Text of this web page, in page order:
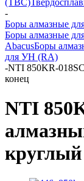
(ТВС)
-
Боры алмазные
Боры алмазные
AbacusБоры
для УН (RA)
-NTI 850KR-
конец
NTI